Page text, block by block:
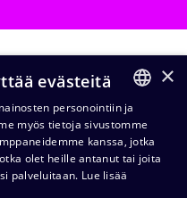
joita
(SD)
Niitä käytetään
analogisissa ja
FINNISH
ENGLISH
×
evästeitä
personointiin ja
myös tietoja sivustomme
kanssa, jotka
olet heille antanut tai joita
palveluitaan. Lue lisää